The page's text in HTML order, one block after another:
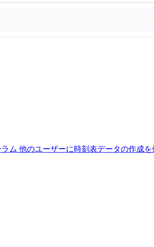
ム 他のユーザーに時刻表データの作成